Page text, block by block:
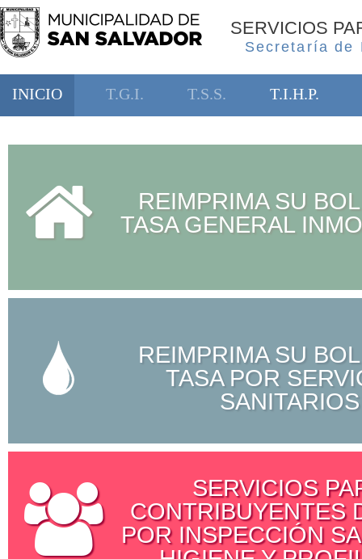
SERVICIOS
Secretaría de
INICIO T.G.I. T.S.S. T.I.H.P.
REIMPRIMA SU
TASA GENERAL
REIMPRIMA SU
TASA POR
SANITARIOS
SERVICIOS
CONTRIBUYENTES
POR INSPECCIÓN